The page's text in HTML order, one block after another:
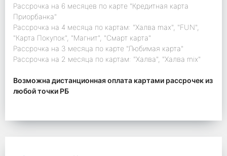
Рассрочка на 6 месяцев по карте "Кредитная карта
Приорбанка"
Рассрочка на 4 месяца по картам: "Халва max", "FUN",
"Карта Покупок", "Магнит", "Смарт карта"
Рассрочка на 3 месяца по карте "Любимая карта"
Рассрочка на 2 месяца по картам: "Халва", "Халва mix"
Возможна дистанционная оплата картами рассрочек из
любой точки РБ